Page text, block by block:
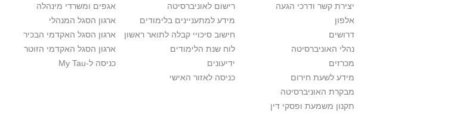
יצירת קשר ודרכי הגעה
אלפון
דרושים
נהלי האוניברסיטה
מכרזים
מידע לשעת חירום
מבקרת האוניברסיטה
תקנון משמעת ופסקי דין
רישום לאוניברסיטה
מידע למתעניינים בלימודים
חישוב סיכויי קבלה לתואר ראשון
לוח שנת הלימודים
ידיעונים
כניסה לאזור האישי
אגפים ומשרדי מינהלה
ארגון הסגל המנהלי
ארגון הסגל האקדמי הבכיר
ארגון הסגל האקדמי הזוטר
כניסה ל-My Tau